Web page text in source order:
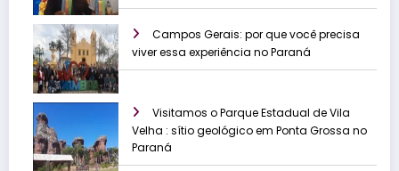
Campos Gerais: por que você precisa
viver essa experiência no Paraná
Visitamos o Parque Estadual de Vila
Velha : sítio geológico em Ponta Grossa no
Paraná